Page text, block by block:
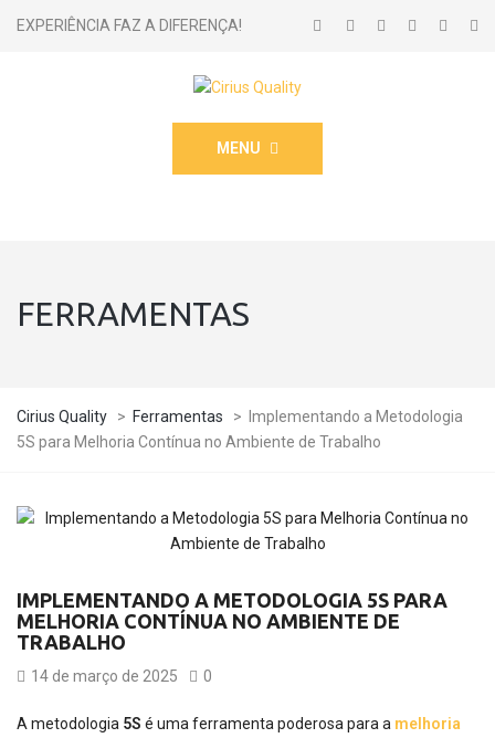
EXPERIÊNCIA FAZ A DIFERENÇA!
MENU
FERRAMENTAS
Cirius Quality > Ferramentas >
Implementando a Metodologia
5S para Melhoria Contínua no Ambiente de Trabalho
IMPLEMENTANDO A METODOLOGIA 5S PARA
MELHORIA CONTÍNUA NO AMBIENTE DE
TRABALHO
14 de março de 2025 0
A metodologia 5S é uma ferramenta poderosa para a melhoria